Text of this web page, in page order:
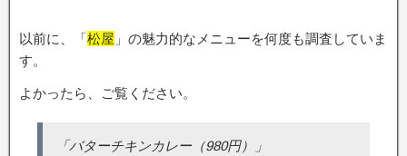
以前に、「松屋 」の魅力的なメニューを何度も調査していま
す。
よかったら、ご覧ください。
「バターチキンカレー（980円）」